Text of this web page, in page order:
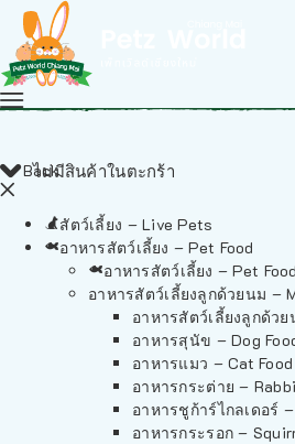
ไม่มีสินค้าในตะกร้า
Back
สัตว์เลี้ยง – Live Pets
อาหารสัตว์เลี้ยง – Pet Food
อาหารสัตว์เลี้ยง – Pet Food
อาหารสัตว์เลี้ยงลูกด้วยนม –
อาหารสัตว์เลี้ยงลูกด้วย
อาหารสุนัข – Dog
อาหารแมว – Cat Food
อาหารกระต่าย –
อาหารชูก้าร์ไกลเดอร์
อาหารกระรอก –